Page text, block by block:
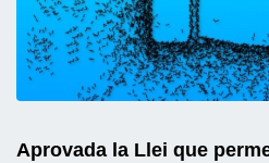
Aprovada la Llei que